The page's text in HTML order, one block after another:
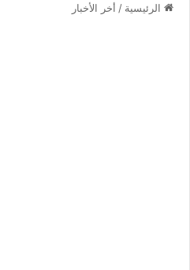
الرئيسية / أخر الأخبار